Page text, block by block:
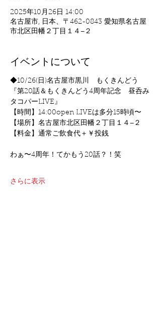
2025年10月26日 14:00
名古屋市, 日本、〒462-0843 愛知県名古屋
市北区田幡２丁目１４−２
イベントについて
◆10/26(日)名古屋市黒川　もくきんどう
『第20話＆もくきんどう4周年記念　昼呑み
タコパーLIVE』
【時間】14:00open LIVEは多分15時頃〜
【場所】名古屋市北区田幡２丁目１４−２
【料金】通常ご飲食代＋￥投銭
わぁ〜4周年！てかもう20話？！笑
さらに表示